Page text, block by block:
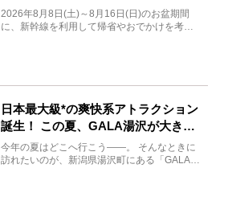
急券も解説
2026年8月8日(土)～8月16日(日)のお盆期間
に、新幹線を利用して帰省やおでかけを考え
日本最大級*の爽快系アトラクション
誕生！ この夏、GALA湯沢が大きく
生まれ変わる
今年の夏はどこへ行こう――。 そんなときに
訪れたいのが、新潟県湯沢町にある「GALA湯